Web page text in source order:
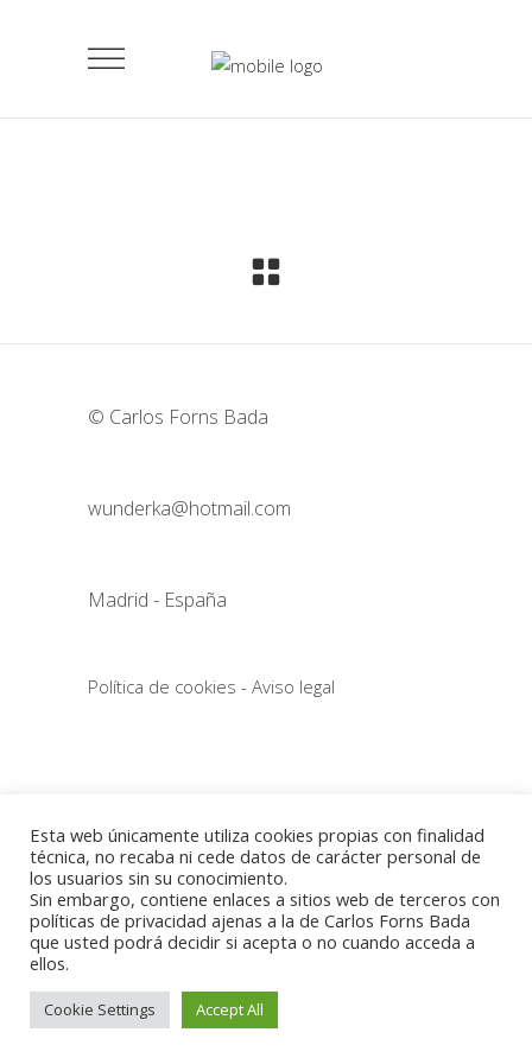
© Carlos Forns Bada
wunderka@hotmail.com
Madrid - España
Política de cookies - Aviso legal
Esta web únicamente utiliza cookies propias con finalidad
técnica, no recaba ni cede datos de carácter personal de
los usuarios sin su conocimiento.
Sin embargo, contiene enlaces a sitios web de terceros con
políticas de privacidad ajenas a la de Carlos Forns Bada
que usted podrá decidir si acepta o no cuando acceda a
ellos.
Cookie Settings Accept All